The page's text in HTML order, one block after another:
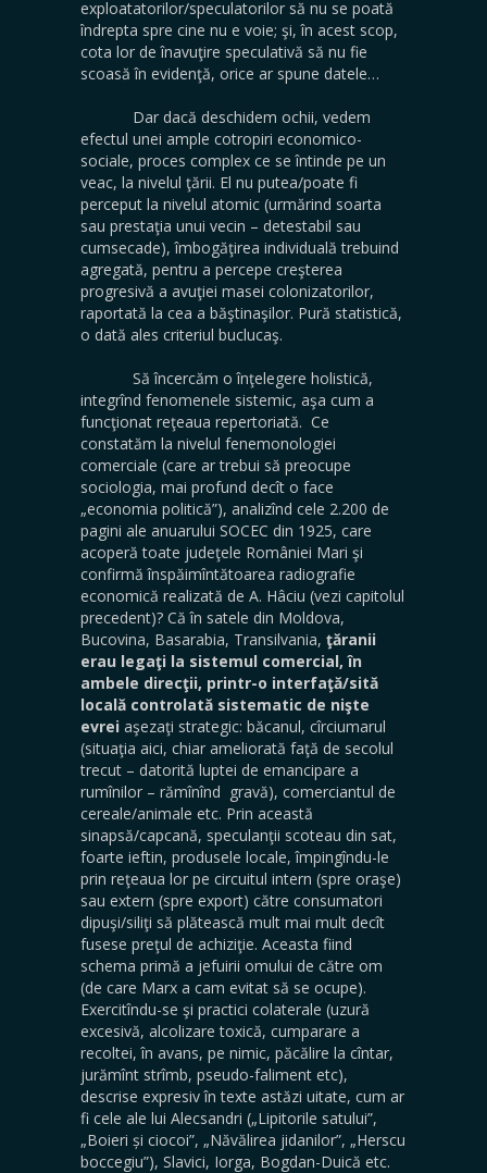
exploatatorilor/speculatorilor să nu se poată
îndrepta spre cine nu e voie; şi, în acest scop,
cota lor de înavuţire speculativă să nu fie
scoasă în evidenţă, orice ar spune datele…
Dar dacă deschidem ochii, vedem
efectul unei ample cotropiri economico-
sociale, proces complex ce se întinde pe un
veac, la nivelul ţării. El nu putea/poate fi
perceput la nivelul atomic (urmărind soarta
sau prestaţia unui vecin – detestabil sau
cumsecade), îmbogăţirea individuală trebuind
agregată, pentru a percepe creşterea
progresivă a avuţiei masei colonizatorilor,
raportată la cea a băştinaşilor. Pură statistică,
o dată ales criteriul buclucaş.
Să încercăm o înţelegere holistică,
integrînd fenomenele sistemic, aşa cum a
funcţionat reţeaua repertoriată. Ce
constatăm la nivelul fenemonologiei
comerciale (care ar trebui să preocupe
sociologia, mai profund decît o face
„economia politică”), analizînd cele 2.200 de
pagini ale anuarului SOCEC din 1925, care
acoperă toate judeţele României Mari şi
confirmă înspăimîntătoarea radiografie
economică realizată de A. Hâciu (vezi capitolul
precedent)? Că în satele din Moldova,
Bucovina, Basarabia, Transilvania, ţăranii
erau legaţi la sistemul comercial, în
ambele direcţii, printr-o interfaţă/sită
locală controlată sistematic de nişte
evrei aşezaţi strategic: băcanul, cîrciumarul
(situaţia aici, chiar ameliorată faţă de secolul
trecut – datorită luptei de emancipare a
rumînilor – rămînînd gravă), comerciantul de
cereale/animale etc. Prin această
sinapsă/capcană, speculanţii scoteau din sat,
foarte ieftin, produsele locale, împingîndu-le
prin reţeaua lor pe circuitul intern (spre oraşe)
sau extern (spre export) către consumatori
dipuşi/siliţi să plătească mult mai mult decît
fusese preţul de achiziţie. Aceasta fiind
schema primă a jefuirii omului de către om
(de care Marx a cam evitat să se ocupe).
Exercitîndu-se şi practici colaterale (uzură
excesivă, alcolizare toxică, cumparare a
recoltei, în avans, pe nimic, păcălire la cîntar,
jurămînt strîmb, pseudo-faliment etc),
descrise expresiv în texte astăzi uitate, cum ar
fi cele ale lui Alecsandri („Lipitorile satului”,
„Boieri și ciocoi”, „Năvălirea jidanilor”, „Herscu
boccegiu”), Slavici, Iorga, Bogdan-Duică etc.